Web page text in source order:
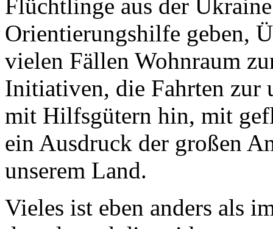
Flüchtlinge aus der
Orientierungshilfe geben,
vielen Fällen Wohnraum
Initiativen, die Fahrten zur
mit Hilfsgütern hin, mit
ein Ausdruck der großen
unserem Land.
Vieles ist eben anders als